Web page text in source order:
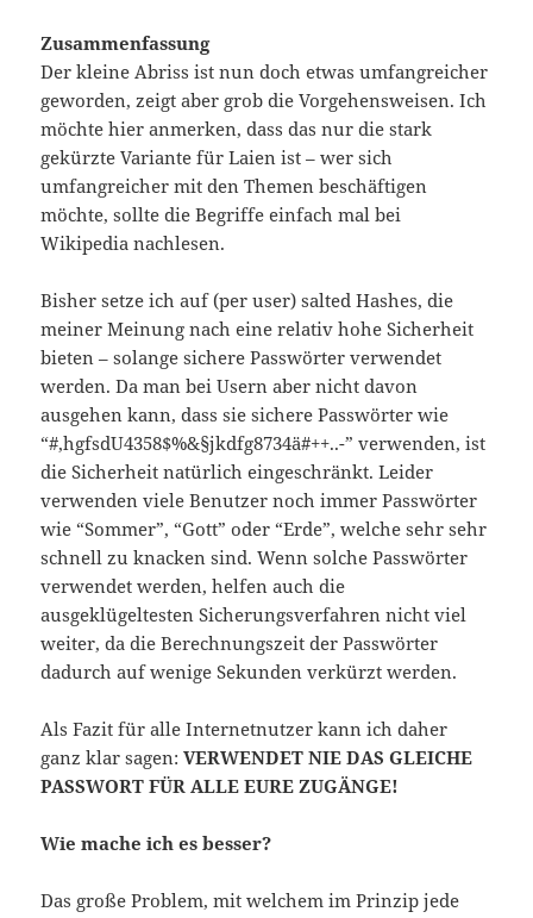
Zusammenfassung
Der kleine Abriss ist nun doch etwas umfangreicher
geworden, zeigt aber grob die Vorgehensweisen. Ich
möchte hier anmerken, dass das nur die stark
gekürzte Variante für Laien ist – wer sich
umfangreicher mit den Themen beschäftigen
möchte, sollte die Begriffe einfach mal bei
Wikipedia nachlesen.
Bisher setze ich auf (per user) salted Hashes, die
meiner Meinung nach eine relativ hohe Sicherheit
bieten – solange sichere Passwörter verwendet
werden. Da man bei Usern aber nicht davon
ausgehen kann, dass sie sichere Passwörter wie
“#,hgfsdU4358$%&§jkdfg8734ä#++..-” verwenden, ist
die Sicherheit natürlich eingeschränkt. Leider
verwenden viele Benutzer noch immer Passwörter
wie “Sommer”, “Gott” oder “Erde”, welche sehr sehr
schnell zu knacken sind. Wenn solche Passwörter
verwendet werden, helfen auch die
ausgeklügeltesten Sicherungsverfahren nicht viel
weiter, da die Berechnungszeit der Passwörter
dadurch auf wenige Sekunden verkürzt werden.
Als Fazit für alle Internetnutzer kann ich daher
ganz klar sagen:VERWENDET NIE DAS GLEICHE
PASSWORT FÜR ALLE EURE ZUGÄNGE!
Wie mache ich es besser?
Das große Problem, mit welchem im Prinzip jede